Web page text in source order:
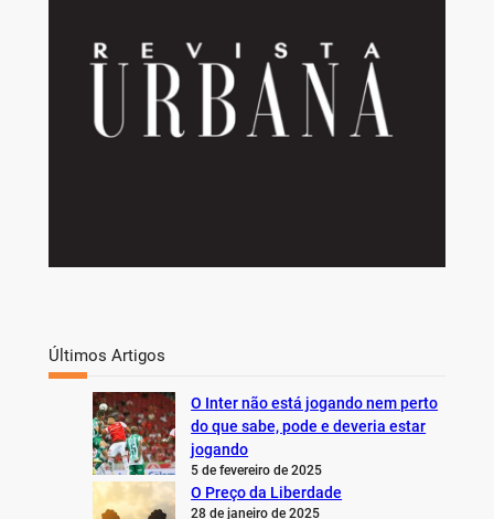
Últimos Artigos
O Inter não está jogando nem perto
do que sabe, pode e deveria estar
jogando
5 de fevereiro de 2025
O Preço da Liberdade
28 de janeiro de 2025